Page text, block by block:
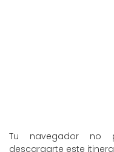
Tu navegador no
descargarte este